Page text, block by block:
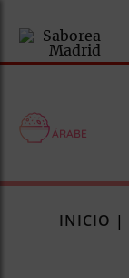
ÁRABE
INICIO |